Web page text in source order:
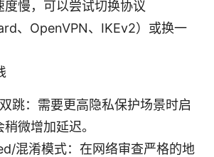
度慢，可以尝试切换协议
、OpenVPN、IKEv2）或换一
跳：需要更高隐私保护场景时启
微增加延迟。
混淆模式：在网络审查严格的地